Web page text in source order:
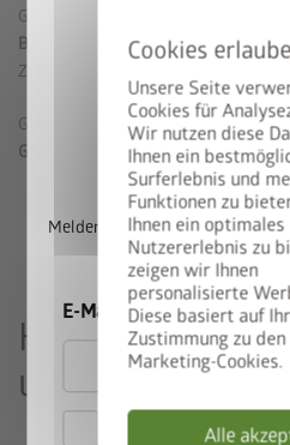
Unsere Seite
Cookies für
Wir nutzen diese
Ihnen ein
Surferlebnis und
Funktionen zu
Ihnen ein optimales
Nutzererlebnis zu
zeigen wir Ihnen
personalisierte
Diese basiert auf
Zustimmung zu den
Marketing-Cookies.
Alle
Gegenüber Billiganbietern punktet
Blechstärke.
Weiters können
Zylinderschloss sicher verriegelt
Guten Gewissens gewähren wir auf
Garantie
gegen Korrosion.
Häufige Fragen
unseren
StyleBox
Melden Sie sich jetzt für
Sie automatisch
E-Mail
Hiermit akzeptiere